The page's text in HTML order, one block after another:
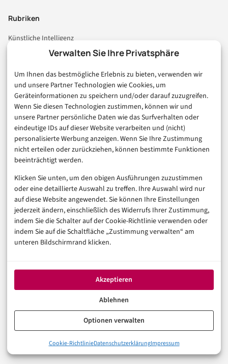
Verwalten Sie Ihre Privatsphäre
Um Ihnen das bestmögliche Erlebnis zu bieten, verwenden wir
und unsere Partner Technologien wie Cookies, um
Geräteinformationen zu speichern und/oder darauf zuzugreifen.
Wenn Sie diesen Technologien zustimmen, können wir und
unsere Partner persönliche Daten wie das Surfverhalten oder
eindeutige IDs auf dieser Website verarbeiten und (nicht)
personalisierte Werbung anzeigen. Wenn Sie Ihre Zustimmung
nicht erteilen oder zurückziehen, können bestimmte Funktionen
beeinträchtigt werden.
Klicken Sie unten, um den obigen Ausführungen zuzustimmen
oder eine detaillierte Auswahl zu treffen. Ihre Auswahl wird nur
auf diese Website angewendet. Sie können Ihre Einstellungen
jederzeit ändern, einschließlich des Widerrufs Ihrer Zustimmung,
indem Sie die Schalter auf der Cookie-Richtlinie verwenden oder
indem Sie auf die Schaltfläche „Zustimmung verwalten“ am
unteren Bildschirmrand klicken.
Akzeptieren
Ablehnen
Optionen verwalten
Cookie-RichtlinieDatenschutzerklärungImpressum
Rubriken
Künstliche Intelligenz
Technologie & IT
Consumer & Digital Life
Marketing
Finanzen & FinTech
Business & Karriere
Sicherheit & Recht
Digitalisierung
Marketing
Magazin
Unsere Redaktion
Werbeformate & Media Kit
Rechtliches
Datenschutzerklärung (EU)
Cookie-Richtlinie (EU)
Made with AI and care in Eberswalde.